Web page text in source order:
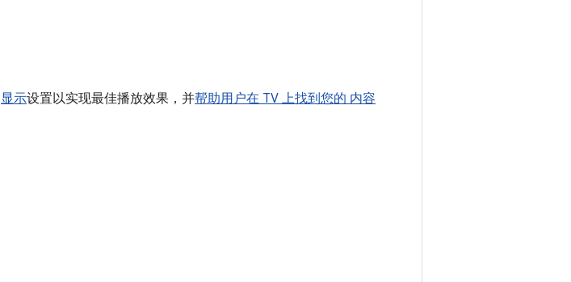
显示设置以实现最佳播放效果，并帮助用户在 TV 上找到您的 内容